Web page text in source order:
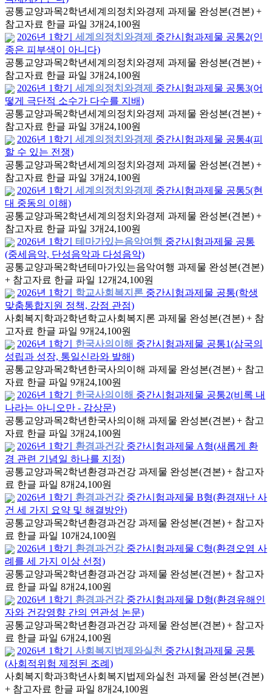
공통교양과목2학년세계의정치와경제 과제물 완성본(견본) +
참고자료 한글 파일 3개 24,100원
2026년 1학기
세계의정치와경제 중간시험과제물 공통2(인
종은 피부색이 아니다)
공통교양과목2학년세계의정치와경제 과제물 완성본(견본) +
참고자료 한글 파일 3개 24,100원
2026년 1학기
세계의정치와경제 중간시험과제물 공통3(어
떻게 극단적 소수가 다수를 지배)
공통교양과목2학년세계의정치와경제 과제물 완성본(견본) +
참고자료 한글 파일 3개 24,100원
2026년 1학기
세계의정치와경제 중간시험과제물 공통4(피
할 수 있는 전쟁)
공통교양과목2학년세계의정치와경제 과제물 완성본(견본) +
참고자료 한글 파일 3개 24,100원
2026년 1학기
세계의정치와경제 중간시험과제물 공통5(현
대 중동의 이해)
공통교양과목2학년세계의정치와경제 과제물 완성본(견본) +
참고자료 한글 파일 3개 24,100원
2026년 1학기
테마가있는음악여행 중간시험과제물 공통
(중세음악, 단성음악과 다성음악)
공통교양과목2학년테마가있는음악여행 과제물 완성본(견본)
+ 참고자료 한글 파일 12개 24,100원
2026년 1학기
학교사회복지론 중간시험과제물 공통(학생
맞춤통합지원 정책, 강점 관점)
사회복지학과2학년 학교사회복지론 과제물 완성본(견본) + 참
고자료 한글 파일 9개 24,100원
2026년 1학기
한국사의이해 중간시험과제물 공통1(삼국의
성립과 성장, 통일신라와 발해)
공통교양과목2학년 한국사의이해 과제물 완성본(견본) + 참고
자료 한글 파일 9개 24,100원
2026년 1학기
한국사의이해 중간시험과제물 공통2(비록 내
나라는 아니오만 - 감상문)
공통교양과목2학년 한국사의이해 과제물 완성본(견본) + 참고
자료 한글 파일 3개 24,100원
2026년 1학기
환경과건강 중간시험과제물 A형(새롭게 환
경 관련 기념일 하나를 지정)
공통교양과목2학년 환경과건강 과제물 완성본(견본) + 참고자
료 한글 파일 8개 24,100원
2026년 1학기
환경과건강 중간시험과제물 B형(환경재난 사
건 세 가지 요약 및 해결방안)
공통교양과목2학년 환경과건강 과제물 완성본(견본) + 참고자
료 한글 파일 10개 24,100원
2026년 1학기
환경과건강 중간시험과제물 C형(환경오염 사
례를 세 가지 이상 선정)
공통교양과목2학년 환경과건강 과제물 완성본(견본) + 참고자
료 한글 파일 8개 24,100원
2026년 1학기
환경과건강 중간시험과제물 D형(환경유해인
자와 건강영향 간의 연관성 논문)
공통교양과목2학년 환경과건강 과제물 완성본(견본) + 참고자
료 한글 파일 6개 24,100원
2026년 1학기
사회복지법제와실천 중간시험과제물 공통
(사회적위험 제정된 조례)
사회복지학과3학년사회복지법제와실천 과제물 완성본(견본)
+ 참고자료 한글 파일 8개 24,100원